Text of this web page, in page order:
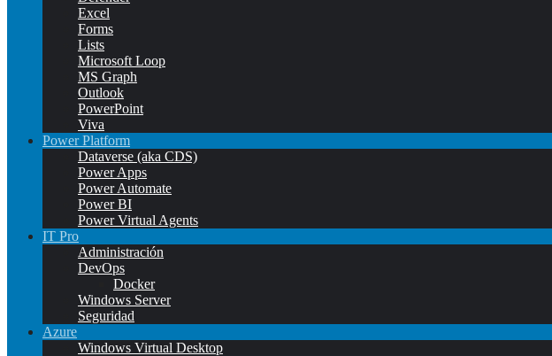
Excel
Forms
Lists
Microsoft Loop
MS Graph
Outlook
PowerPoint
Viva
Power Platform
Dataverse (aka CDS)
Power Apps
Power Automate
Power BI
Power Virtual Agents
IT Pro
Administración
DevOps
Docker
Windows Server
Seguridad
Azure
Windows Virtual Desktop